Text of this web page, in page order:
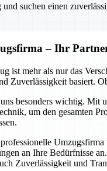
suchen einen
– Ihr
ist mehr als nur das
Zuverlässigkeit basiert.
besonders wichtig. Mit
um den gesamten
an Ihre Bedürfnisse
Zuverlässigkeit und